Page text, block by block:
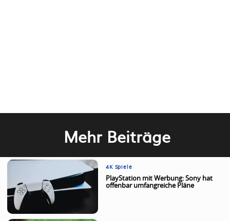
Mehr Beiträge
4K Spiele
PlayStation mit Werbung: Sony hat
offenbar umfangreiche Pläne